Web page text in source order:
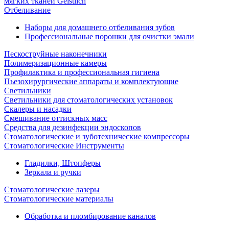
Отбеливание
Наборы для домашнего отбеливания зубов
Профессиональные порошки для очистки эмали
Пескоструйные наконечники
Полимеризационные камеры
Профилактика и профессиональная гигиена
Пьезохирургические аппараты и комплектующие
Светильники
Светильники для стоматологических установок
Скалеры и насадки
Смешивание оттискных масс
Средства для дезинфекции эндоскопов
Стоматологические и зуботехнические компрессоры
Стоматологические Инструменты
Гладилки, Штопферы
Зеркала и ручки
Стоматологические лазеры
Стоматологические материалы
Обработка и пломбирование каналов